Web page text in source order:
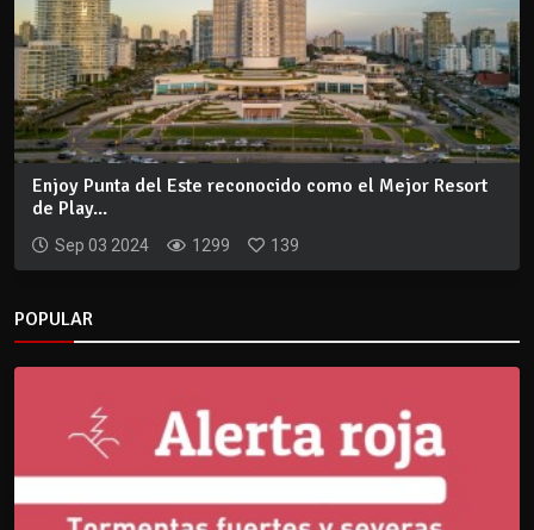
Enjoy Punta del Este reconocido como el Mejor Resort
de Play...
Sep 03 2024 1299 139
POPULAR